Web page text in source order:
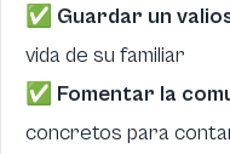
✅ Guardar un
vida de su familiar
✅ Fomentar la
concretos para